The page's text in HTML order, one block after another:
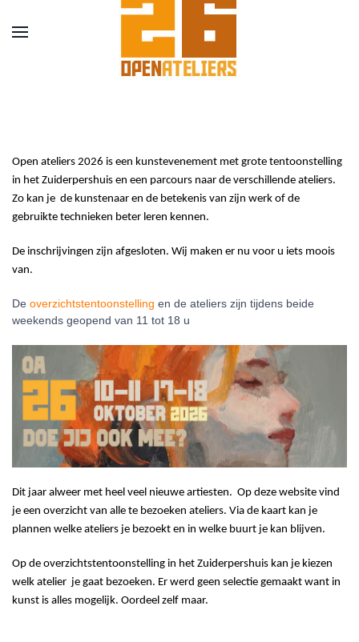
Open ateliers 2026 is een kunstevenement met grote tentoonstelling
in het Zuiderpershuis en een parcours naar de verschillende ateliers.
Zo kan je de kunstenaar en de betekenis van zijn werk of de
gebruikte technieken beter leren kennen.
De inschrijvingen zijn afgesloten. Wij maken er nu voor u iets moois
van.
De overzichtstentoonstelling en de ateliers zijn tijdens beide
weekends geopend van 11 tot 18 u
Dit jaar alweer met heel veel nieuwe artiesten. Op deze website vind
je een overzicht van alle te bezoeken ateliers. Via de kaart kan je
plannen welke ateliers je bezoekt en in welke buurt je kan blijven.
Op de overzichtstentoonstelling in het Zuiderpershuis kan je kiezen
welk atelier je gaat bezoeken. Er werd geen selectie gemaakt want in
kunst is alles mogelijk. Oordeel zelf maar.